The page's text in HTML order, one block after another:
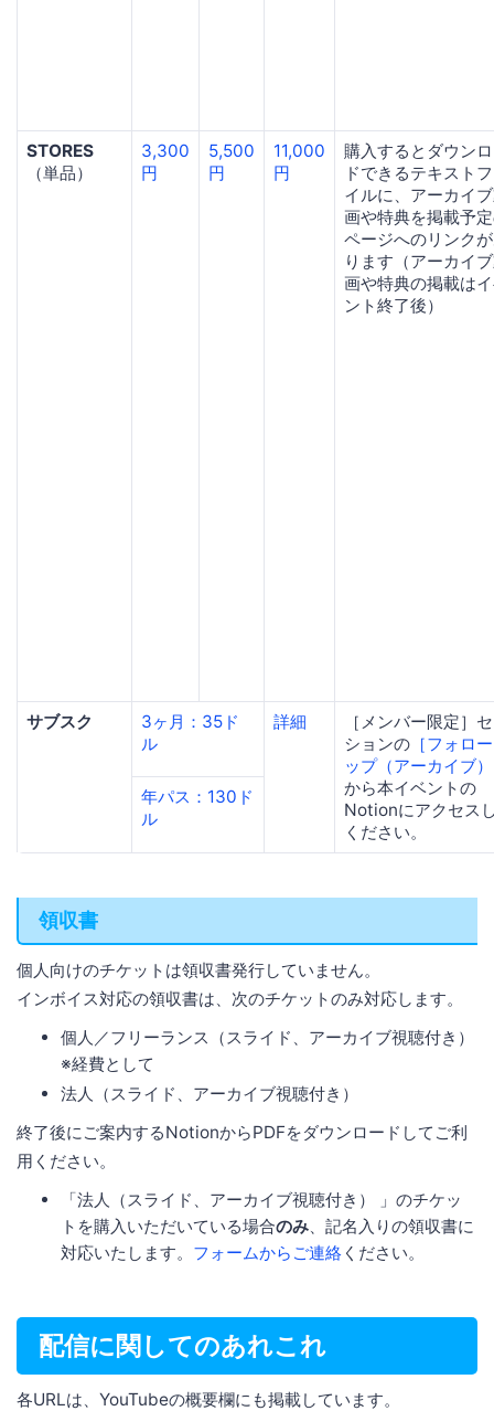
STORES
（単品）
3,300
円
5,500
円
11,000
円
購入するとダウン
ドできるテキスト
イルに、アーカイ
画や特典を掲載予
ページへのリンク
ります（アーカイ
画や特典の掲載は
ント終了後）
サブスク
3ヶ月：35ド
ル
詳細
［メンバー限定］
ションの ［フォロ
ップ（アーカイブ
から本イベントの
Notionにアクセス
ください。
年パス：130ド
ル
領収書
個人向けのチケットは領収書発行していません。
インボイス対応の領収書は、次のチケットのみ対応します。
個人／フリーランス（スライド、アーカイブ視聴付き）
※経費として
法人（スライド、アーカイブ視聴付き）
終了後にご案内するNotionからPDFをダウンロードしてご利
用ください。
「法人（スライド、アーカイブ視聴付き） 」のチケッ
トを購入いただいている場合のみ 、記名入りの領収書に
対応いたします。 フォームからご連絡 ください。
配信に関してのあれこれ
各URLは、YouTubeの概要欄にも掲載しています。